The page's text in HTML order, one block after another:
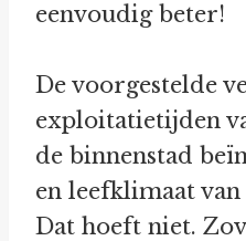
eenvoudig beter!
De voorgestelde
exploitatietijden
de binnenstad
en leefklimaat
Dat hoeft niet.